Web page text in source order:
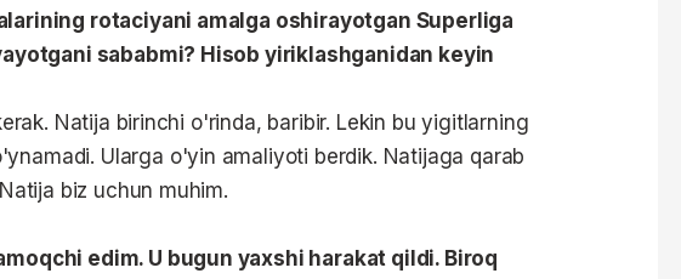
rotaciyani amalga oshirayotgan Superliga
sababmi? Hisob yiriklashganidan keyin
Natija birinchi o'rinda, baribir. Lekin bu yigitlarning
Ularga o'yin amaliyoti berdik. Natijaga qarab
biz uchun muhim.
edim. U bugun yaxshi harakat qildi. Biroq